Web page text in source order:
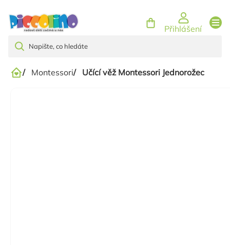
Přihlášení
Domů
/ Montessori/ Učící věž Montessori Jednorožec